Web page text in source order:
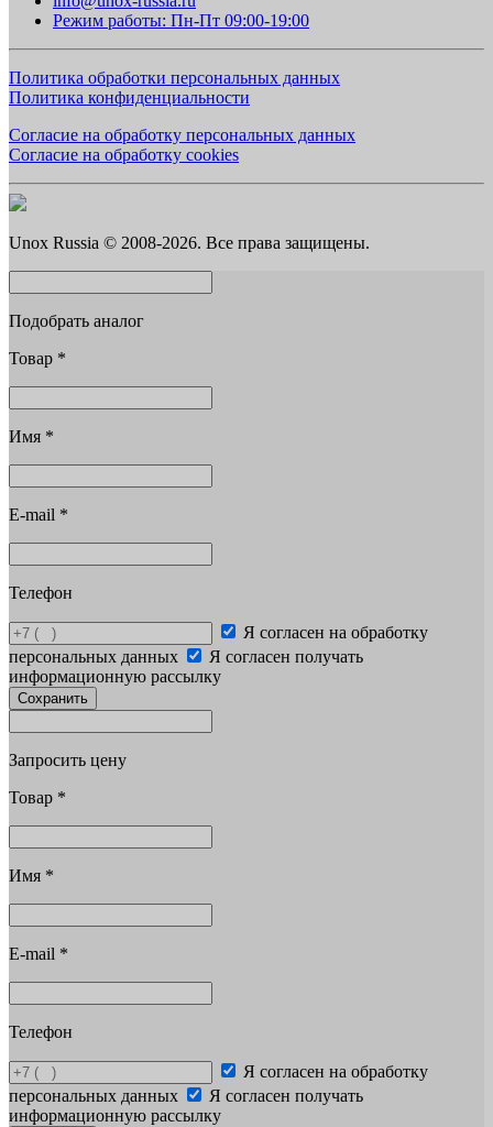
Режим работы: Пн-Пт 09:00-19:00
Политика обработки персональных данных
Политика конфиденциальности
Согласие на обработку персональных данных
Согласие на обработку cookies
Unox Russia © 2008-2026. Все права защищены.
Подобрать аналог
Товар *
Имя *
E-mail *
Телефон
Я согласен на обработку
персональных данных
Я согласен получать
информационную рассылку
Сохранить
Запросить цену
Товар *
Имя *
E-mail *
Телефон
Я согласен на обработку
персональных данных
Я согласен получать
информационную рассылку